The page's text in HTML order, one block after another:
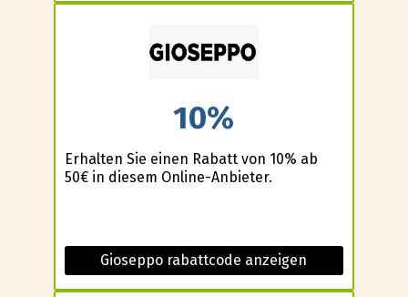
10%
Erhalten Sie einen Rabatt von 10% ab
50€ in diesem Online-Anbieter.
Gioseppo rabattcode anzeigen